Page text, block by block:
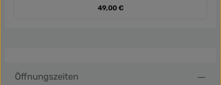
Regulärer Preis:
49,00 €
Öffnungszeiten